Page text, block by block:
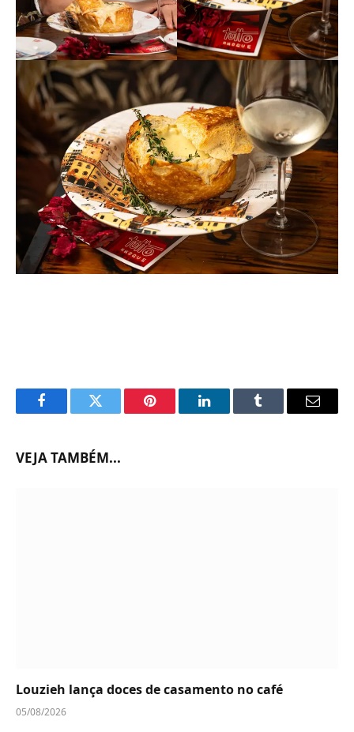
FacebookTwitter Pinterest LinkedInTumblr Email
VEJA TAMBÉM...
Louzieh lança doces de casamento no café
05/08/2026